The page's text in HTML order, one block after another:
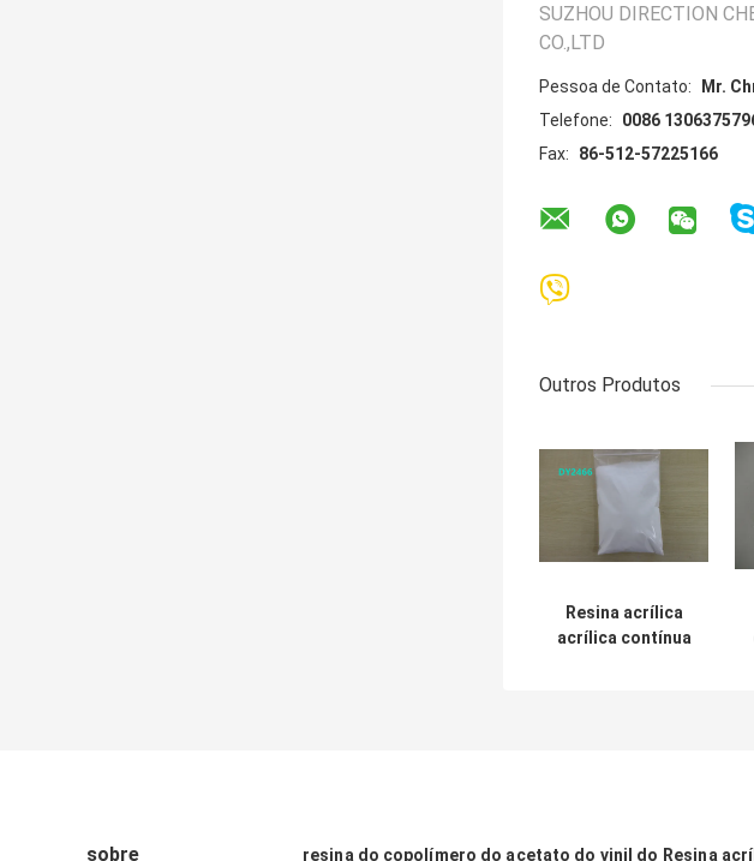
SUZHOU DIRECTION
CO.,LTD
Pessoa de Contato:
Mr.
Telefone:
0086
Fax:
86-512-57225166
Outros Produtos
Resina acrílica
acrílica contínua
sobre resina do copolímero do acetato do vinil do Resina